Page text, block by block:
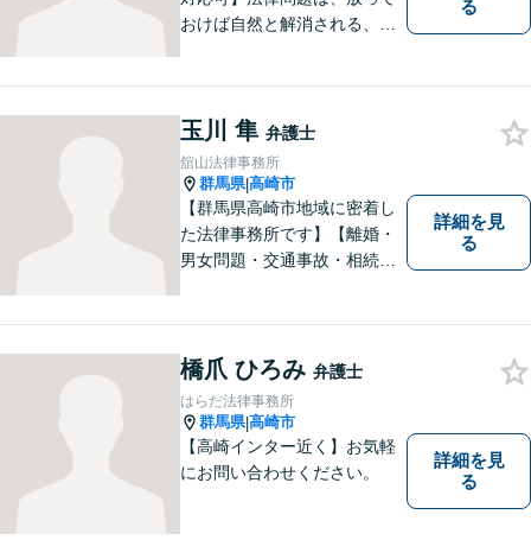
おけば自然と解消される、解
す。最善の解決策は何なの
か、一緒に考えていきましょ
う。
る
玉川 隼 弁護士
舘山法律事務所
群馬県|高崎市
【群馬県高崎市地域に密着し
た法律事務所です】【離婚・
男女問題・交通事故・相続問
に、何とか笑顔を取り戻して
いただきたいというのをモッ
トーにしております。
詳細を見
る
橋爪 ひろみ 弁護士
はらだ法律事務所
群馬県|高崎市
【高崎インター近く】お気軽
にお問い合わせください。
詳細を見
る